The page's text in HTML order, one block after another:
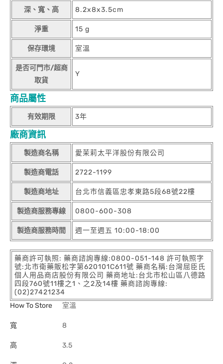
深、寬、高 8.2x8x3.5cm
淨重 15 g
保存環境 室溫
是否可門市/超商
取貨
Y
商品屬性
有效期限 3年
廠商資訊
製造商名稱 愛茉莉太平洋股份有限公司
製造商電話 2722-1199
製造商地址 台北市信義區忠孝東路5段68號22樓
製造商服務專線 0800-600-308
製造商服務時間 週一至週五 10:00-18:00
藥商許可執照: 藥商諮詢專線:0800-051-148 許可執照字
號:北市衛藥販松字第620101C611號 藥商名稱:台灣屈臣氏
個人用品商店股份有限公司 藥商地址:台北市松山區八德路
四段760號11樓之1、之2及14樓 藥商諮詢專線:
(02)27421234
How To Store
室溫
寬 8
高 3.5